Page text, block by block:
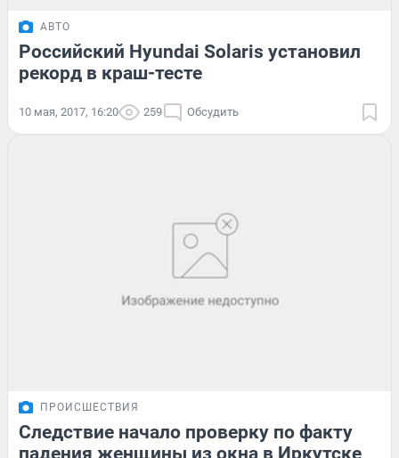
АВТО
Российский Hyundai Solaris установил
рекорд в краш-тесте
10 мая, 2017, 16:20 259 Обсудить
ПРОИСШЕСТВИЯ
Следствие начало проверку по факту
падения женщины из окна в Иркутске